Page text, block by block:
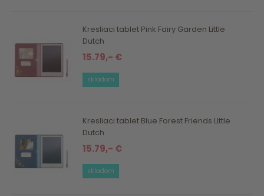
Kresliaci tablet Pink Fairy Garden Little
Dutch
15.79,- €
skladom
Kresliaci tablet Blue Forest Friends Little
Dutch
15.79,- €
skladom